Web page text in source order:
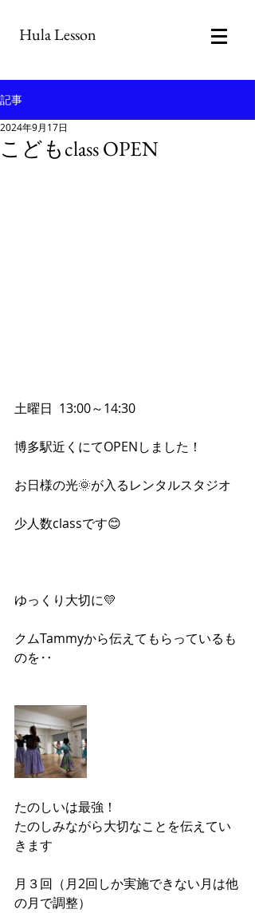
Hula Lesson
記事
こどもclass OPEN
2024年9月17日
土曜日  13:00～14:30
博多駅近くにてOPENしました！
お日様の光🌞が入るレンタルスタジオ
少人数classです😊
ゆっくり大切に💛
クムTammyから伝えてもらっているも
のを‥
たのしいは最強！
たのしみながら大切なことを伝えてい
きます
月３回（月2回しか実施できない月は他
の月で調整）